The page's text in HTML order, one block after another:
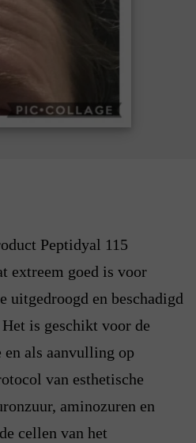
Peptidyal 115
extreem goed is voor
uitgedroogd en beschadigd
is geschikt voor de
als aanvulling op
van esthetische
aminozuren en
cellen van het